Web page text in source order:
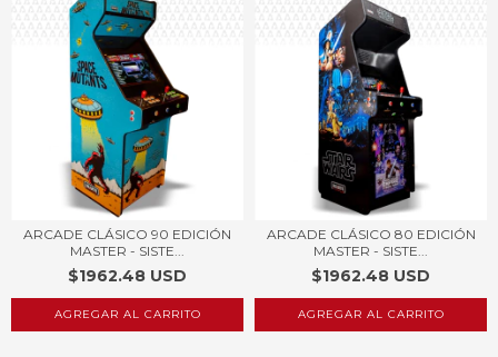
ARCADE CLÁSICO 90 EDICIÓN
MASTER - SISTE...
$1962.48 USD
AGREGAR AL CARRITO
ARCADE CLÁSICO 80 EDICIÓN
MASTER - SISTE...
$1962.48 USD
AGREGAR AL CARRITO